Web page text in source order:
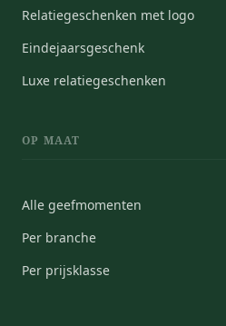
Relatiegeschenken met logo
Eindejaarsgeschenk
Luxe relatiegeschenken
OP MAAT
Alle geefmomenten
Per branche
Per prijsklasse